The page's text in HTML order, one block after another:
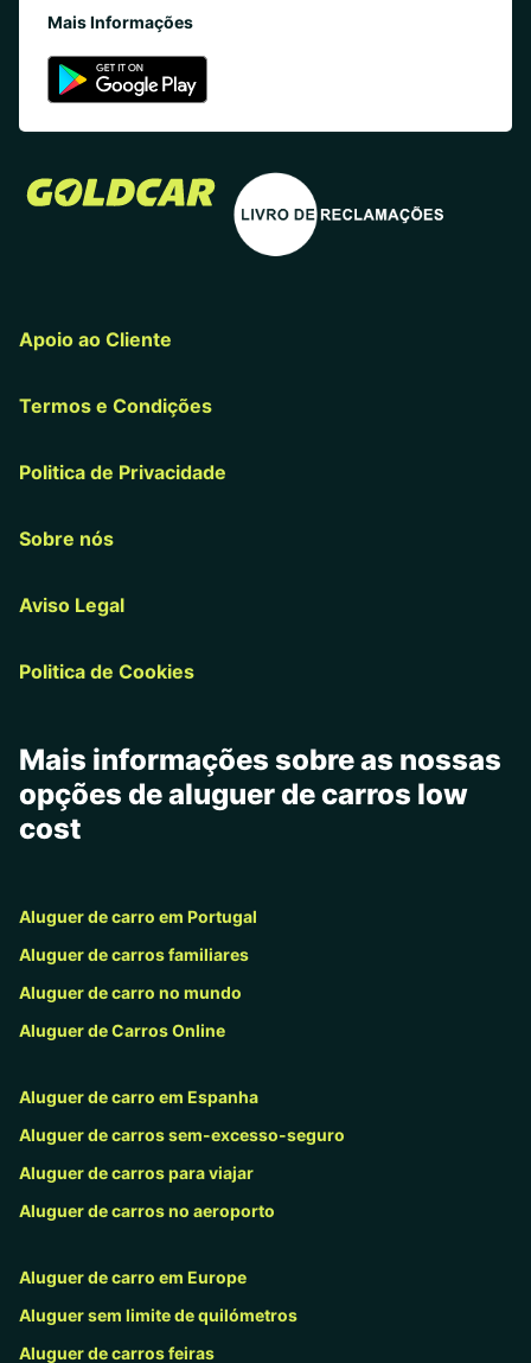
Mais Informações
Apoio ao Cliente
Termos e Condições
Politica de Privacidade
Sobre nós
Aviso Legal
Politica de Cookies
Mais informações sobre as nossas
opções de aluguer de carros low
cost
Aluguer de carro em Portugal
Aluguer de carros familiares
Aluguer de carro no mundo
Aluguer de Carros Online
Aluguer de carro em Espanha
Aluguer de carros sem-excesso-seguro
Aluguer de carros para viajar
Aluguer de carros no aeroporto
Aluguer de carro em Europe
Aluguer sem limite de quilómetros
Aluguer de carros feiras